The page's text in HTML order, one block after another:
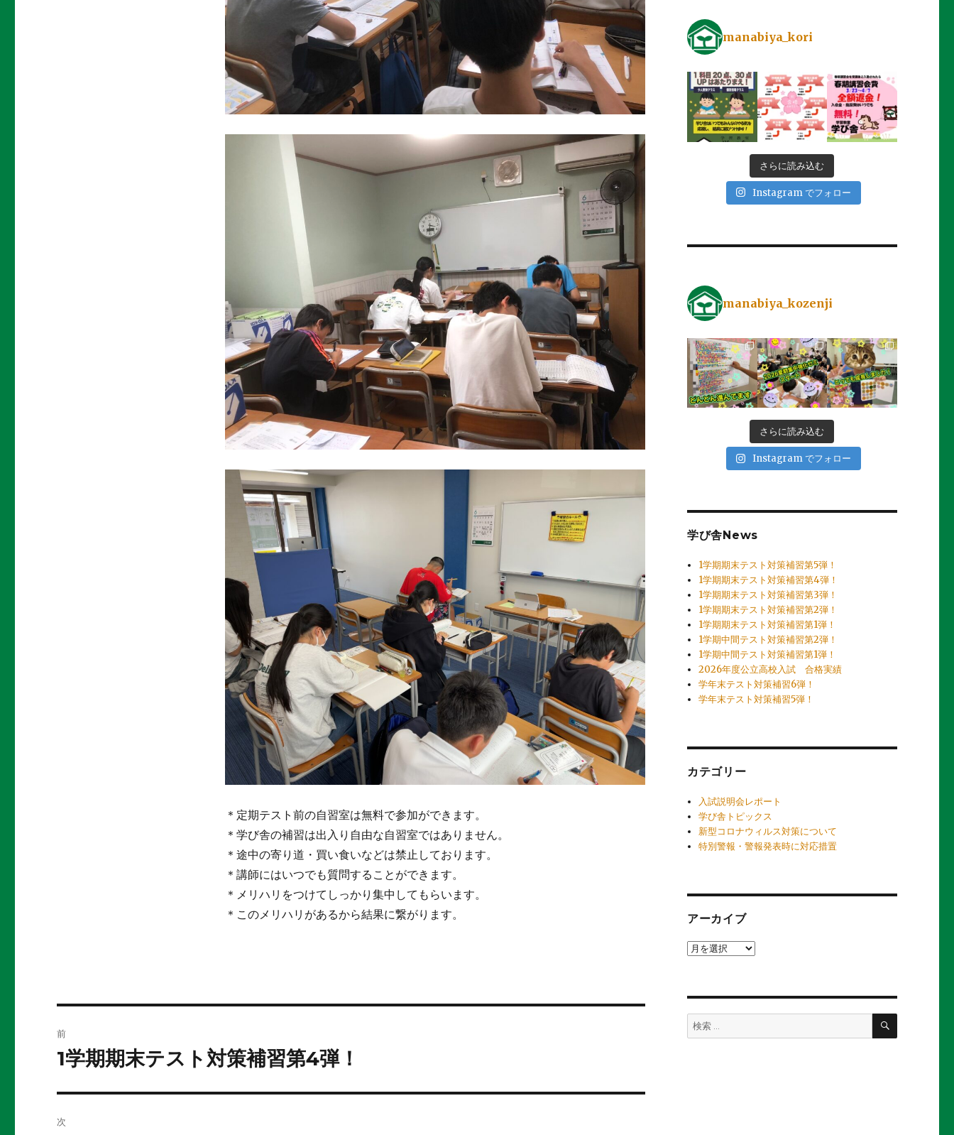
＊定期テスト前の自習室は無料で参加ができます。
＊学び舎の補習は出入り自由な自習室ではありません。
＊途中の寄り道・買い食いなどは禁止しております。
＊講師にはいつでも質問することができます。
＊メリハリをつけてしっかり集中してもらいます。
＊このメリハリがあるから結果に繋がります。
稿
前
前
投
稿:
1学期期末テスト対策補習第4弾！
次
manabiya_kori
さらに読み込む
Instagram でフォロー
manabiya_kozenji
さらに読み込む
Instagram でフォロー
学び舎News
1学期期末テスト対策補習第5弾！
1学期期末テスト対策補習第4弾！
1学期期末テスト対策補習第3弾！
1学期期末テスト対策補習第2弾！
1学期期末テスト対策補習第1弾！
1学期中間テスト対策補習第2弾！
1学期中間テスト対策補習第1弾！
2026年度公立高校入試 合格実績
学年末テスト対策補習6弾！
学年末テスト対策補習5弾！
カテゴリー
入試説明会レポート
学び舎トピックス
新型コロナウィルス対策について
特別警報・警報発表時に対応措置
アーカイブ
ア
検
索:
検